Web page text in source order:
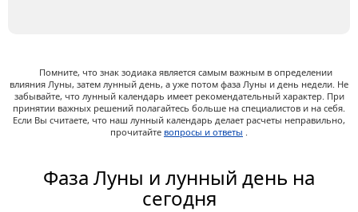
Помните, что знак зодиака является самым важным в определении
влияния Луны, затем лунный день, а уже потом фаза Луны и день недели. Не
забывайте, что лунный календарь имеет рекомендательный характер. При
принятии важных решений полагайтесь больше на специалистов и на себя.
Если Вы считаете, что наш лунный календарь делает расчеты неправильно,
прочитайте вопросы и ответы .
Фаза Луны и лунный день на
сегодня